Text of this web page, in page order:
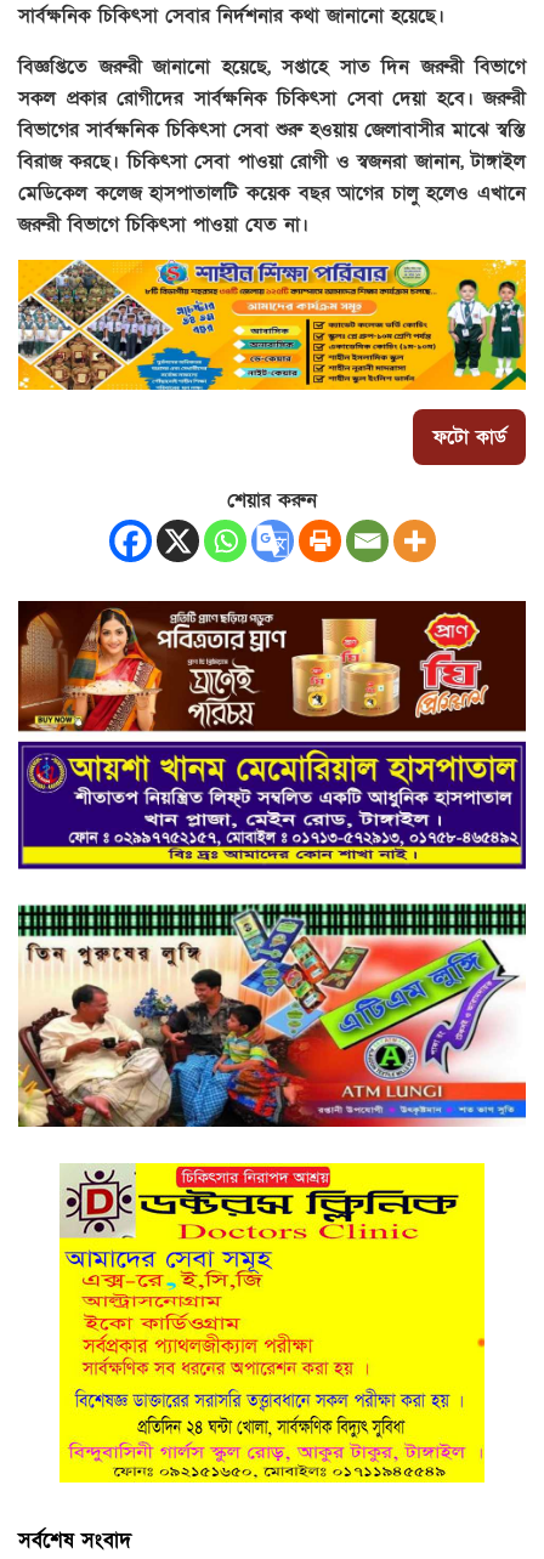
সার্বক্ষনিক চিকিৎসা সেবার নির্দশনার কথা জানানো হয়েছে।
বিজ্ঞপ্তিতে জরুরী জানানো হয়েছে, সপ্তাহে সাত দিন জরুরী বিভাগে
সকল প্রকার রোগীদের সার্বক্ষনিক চিকিৎসা সেবা দেয়া হবে। জরুরী
বিভাগের সার্বক্ষনিক চিকিৎসা সেবা শুরু হওয়ায় জেলাবাসীর মাঝে স্বস্তি
বিরাজ করছে। চিকিৎসা সেবা পাওয়া রোগী ও স্বজনরা জানান, টাঙ্গাইল
মেডিকেল কলেজ হাসপাতালটি কয়েক বছর আগের চালু হলেও এখানে
জরুরী বিভাগে চিকিৎসা পাওয়া যেত না।
ফটো কার্ড
শেয়ার করুন
সর্বশেষ সংবাদ